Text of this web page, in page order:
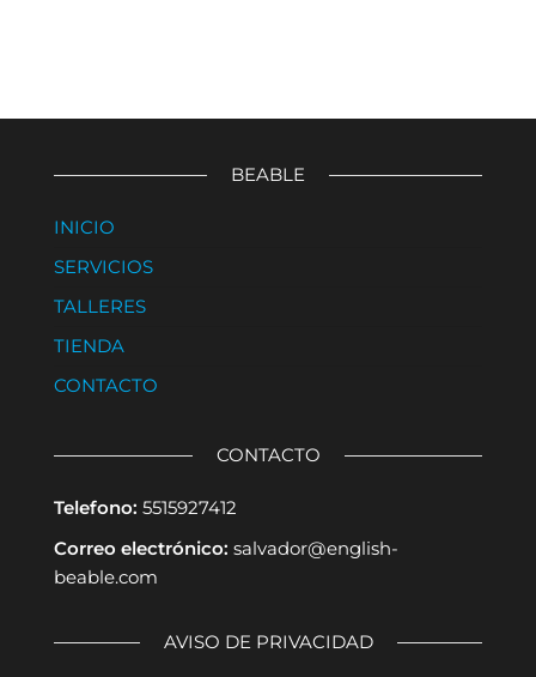
BEABLE
INICIO
SERVICIOS
TALLERES
TIENDA
CONTACTO
CONTACTO
Telefono: 5515927412
Correo electrónico: salvador@english-
beable.com
AVISO DE PRIVACIDAD